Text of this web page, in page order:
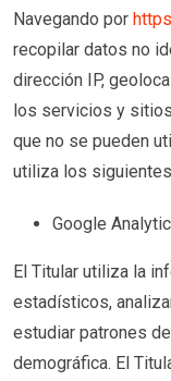
Navegando por
recopilar datos no
dirección IP,
los servicios y
que no se pueden
utiliza los
Google
El Titular utiliza la
estadísticos,
estudiar patrones
demográfica. El